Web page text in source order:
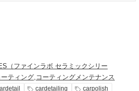
（ファインラボ セラミックシリー
ーティング, コーティングメンテナンス
cardetailing
carpolish